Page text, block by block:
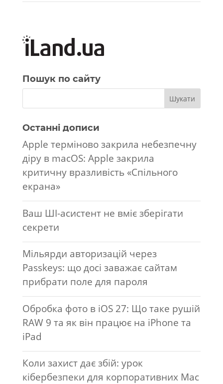
Пошук по сайту
Останні дописи
Apple терміново закрила небезпечну
діру в macOS: Apple закрила
критичну вразливість «Спільного
екрана»
Ваш ШІ-асистент не вміє зберігати
секрети
Мільярди авторизацій через
Passkeys: що досі заважає сайтам
прибрати поле для пароля
Обробка фото в iOS 27: Що таке рушій
RAW 9 та як він працює на iPhone та
iPad
Коли захист дає збій: урок
кібербезпеки для корпоративних Mac